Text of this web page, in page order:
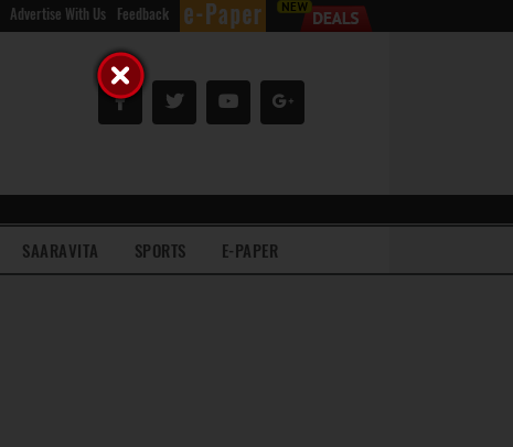
Advertise With Us Feedback
SAARAVITA SPORTS E-PAPER